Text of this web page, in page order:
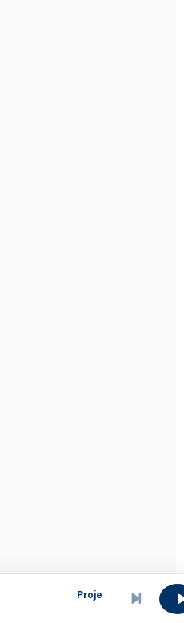
Projet Pierre Njoh